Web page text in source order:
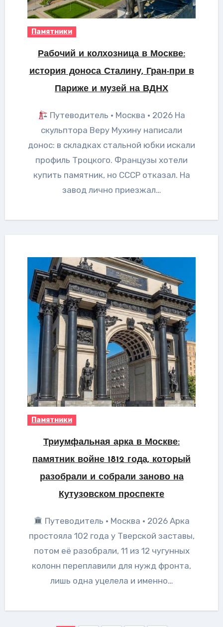
Памятники
Рабочий и колхозница в Москве:
история доноса Сталину, Гран-при в
Париже и музей на ВДНХ
Путеводитель · Москва · 2026 На
скульптора Веру Мухину написали
донос: в складках стальной юбки искали
профиль Троцкого. Французы хотели
купить памятник, но СССР отказал. На
завод лично приезжал…
Памятники
Триумфальная арка в Москве:
памятник войне 1812 года, который
разобрали и собрали заново на
Кутузовском проспекте
Путеводитель · Москва · 2026 Арка
простояла 102 года у Тверской заставы,
потом её разобрали, 11 из 12 чугунных
колонн переплавили для нужд фронта,
лишь одна уцелела и именно…